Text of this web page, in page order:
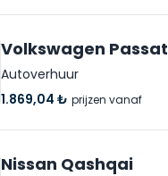
Volkswagen Passat
Autoverhuur
1.869,04 ₺ prijzen vanaf
Nissan Qashqai